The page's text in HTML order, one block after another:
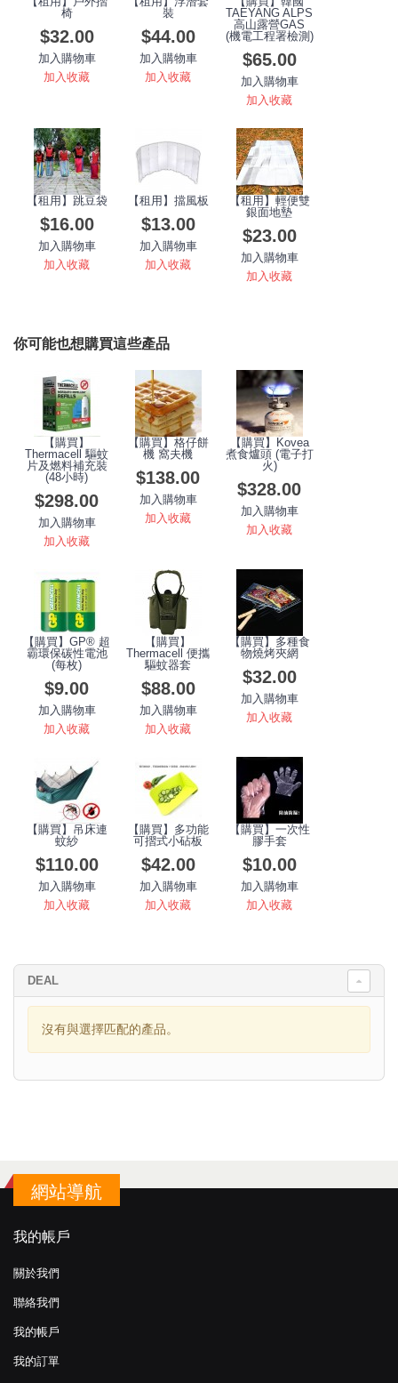
椅
$32.00
加入購物車
加入收藏
裝
$44.00
加入購物車
加入收藏
TAEYANG ALPS
高山露營GAS
(機電工程署檢測)
$65.00
加入購物車
加入收藏
【租用】跳豆袋
$16.00
加入購物車
加入收藏
【租用】擋風板
$13.00
加入購物車
加入收藏
【租用】輕便雙
銀面地墊
$23.00
加入購物車
加入收藏
你可能也想購買這些產品
【購買】
Thermacell 驅蚊
片及燃料補充裝
(48小時)
$298.00
加入購物車
加入收藏
【購買】格仔餅
機 窩夫機
$138.00
加入購物車
加入收藏
【購買】Kovea
煮食爐頭 (電子打
火)
$328.00
加入購物車
加入收藏
【購買】GP® 超
霸環保碳性電池
(每枚)
$9.00
加入購物車
加入收藏
【購買】
Thermacell 便攜
驅蚊器套
$88.00
加入購物車
加入收藏
【購買】多種食
物燒烤夾網
$32.00
加入購物車
加入收藏
【購買】吊床連
蚊紗
$110.00
加入購物車
加入收藏
【購買】多功能
可摺式小砧板
$42.00
加入購物車
加入收藏
【購買】一次性
膠手套
$10.00
加入購物車
加入收藏
DEAL
沒有與選擇匹配的產品。
網站導航
我的帳戶
關於我們
聯絡我們
我的帳戶
我的訂單